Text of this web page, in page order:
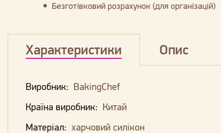
Безготівковий розрахунок (для організацій)
Характеристики Опис
Виробник: BakingChef
Країна виробник: Китай
Матеріал: харчовий силікон